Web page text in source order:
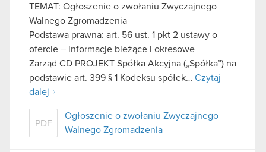
TEMAT: Ogłoszenie o zwołaniu Zwyczajnego
Walnego Zgromadzenia
Podstawa prawna: art. 56 ust. 1 pkt 2 ustawy o
ofercie – informacje bieżące i okresowe
Zarząd CD PROJEKT Spółka Akcyjna („Spółka”) na
podstawie art. 399 § 1 Kodeksu spółek… Czytaj
dalej
PDF
Ogłoszenie o zwołaniu Zwyczajnego
Walnego Zgromadzenia